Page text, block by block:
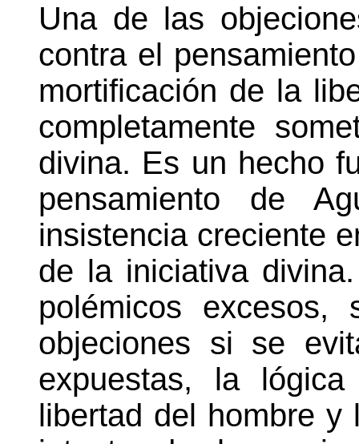
Una de las
contra el
mortificación de la
completamente
divina. Es un hecho
pensamiento de
insistencia creciente
de la iniciativa
polémicos excesos,
objeciones si se
expuestas, la
libertad del hombre